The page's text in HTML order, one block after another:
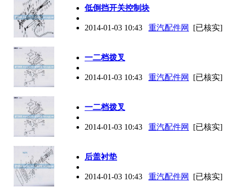
低倒挡开关控制块
2014-01-03 10:43 重汽配件网 [已核实]
一二档拨叉
2014-01-03 10:43 重汽配件网 [已核实]
一二档拨叉
2014-01-03 10:43 重汽配件网 [已核实]
后盖衬垫
2014-01-03 10:43 重汽配件网 [已核实]